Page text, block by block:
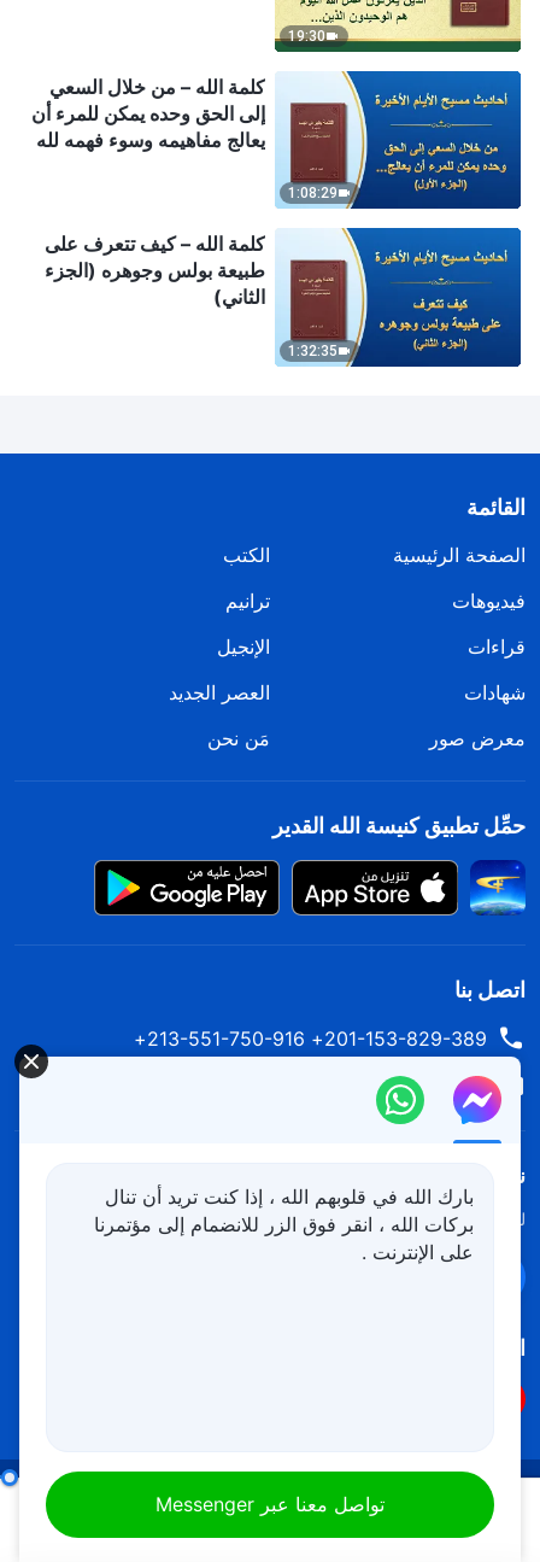
19:30
1:08:29
كلمة الله – من خلال السعي
إلى الحق وحده يمكن للمرء أن
يعالج مفاهيمه وسوء فهمه لله
1:32:35
كلمة الله – كيف تتعرف على
طبيعة بولس وجوهره (الجزء
الثاني)
القائمة
الصفحة الرئيسية
الكتب
فيديوهات
ترانيم
قراءات
الإنجيل
شهادات
العصر الجديد
معرض صور
مَن نحن
حمِّل تطبيق كنيسة الله القدير
اتصل بنا
201-153-829-389+ 213-551-750-916+
contact.ar@kingdomsalvation.org
نزل ملكوت الله.
لقد نزلت المملكة بالفعل إلى الأرض! هل تريد دخوله؟ اعرف المزيد
شروط الاستخدام الخصوصية
سياسة ملفات تعريف الارتباط
بارك الله في قلوبهم الله ، إذا كنت تريد أن تنال
بركات الله ، انقر فوق الزر للانضمام إلى مؤتمرنا
على الإنترنت .
تواصل معنا عبر Messenger
الملحق الرابع: تلخيص خُلُق أضداد المسيح وجوهر شخصيَّتهم (الجزء الأول)